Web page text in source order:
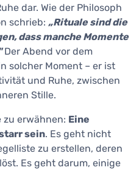
dar. Wie der Philosoph
schrieb: „Rituale sind die
dass manche Momente
Der Abend vor dem
solcher Moment – er ist
und Ruhe, zwischen
Stille.
zu erwähnen: Eine
sein. Es geht nicht
zu erstellen, deren
Es geht darum, einige